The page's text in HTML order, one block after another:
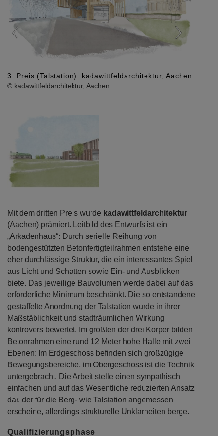
(Talstation): kadawittfeldarchitektur, Aachen
Aachen
Aachen
Mit dem dritten Preis wurde kadawittfeldarchitektur
(Aachen) prämiert. Leitbild des Entwurfs ist ein
„Arkadenhaus“: Durch serielle Reihung von
bodengestützten Betonfertigteilrahmen entstehe eine
eher durchlässige Struktur, die ein interessantes Spiel
aus Licht und Schatten sowie Ein- und Ausblicken
biete. Das jeweilige Bauvolumen werde dabei auf das
erforderliche Minimum beschränkt. Die so entstandene
gestaffelte Anordnung der Talstation wurde in ihrer
Maßstäblichkeit und stadträumlichen Wirkung
kontrovers bewertet. Im größten der drei Körper bilden
Betonrahmen eine rund 12 Meter hohe Halle mit zwei
Ebenen: Im Erdgeschoss befinden sich großzügige
Bewegungsbereiche, im Obergeschoss ist die Technik
untergebracht. Die Arbeit stelle einen sympathisch
einfachen und auf das Wesentliche reduzierten Ansatz
dar, der für die Berg- wie Talstation angemessen
erscheine, allerdings strukturelle Unklarheiten berge.
Qualifizierungsphase